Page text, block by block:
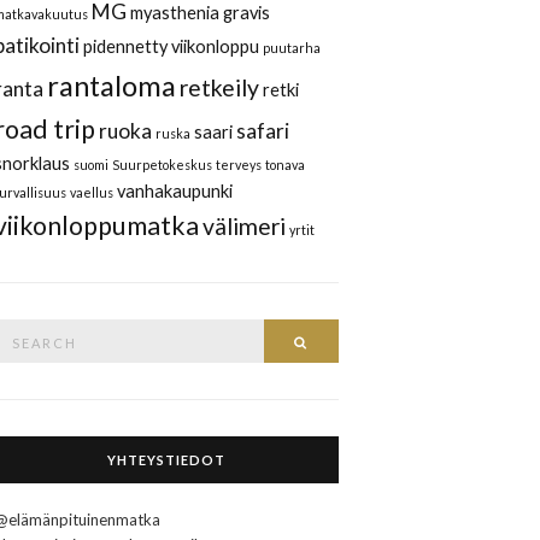
MG myasthenia gravis
pidennetty viikonloppu puutarha
rantaloma retkeilyretki
trip ruoka ruska saari safari
suomi Suurpetokeskus terveys tonava
vaellus vanhakaupunki
välimeri yrtit
YHTEYSTIEDOT